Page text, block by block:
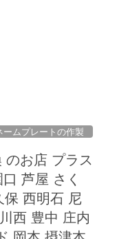
ームプレートの作製
のお店 プラス
芦屋 さく
保 西明石 尼
西 豊中 庄内